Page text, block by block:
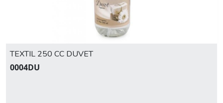
TEXTIL 250 CC DUVET
0004DU